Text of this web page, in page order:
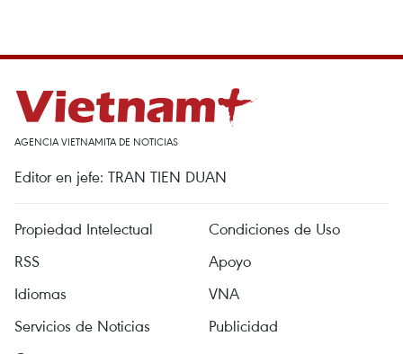
AGENCIA VIETNAMITA DE NOTICIAS
Editor en jefe: TRAN TIEN DUAN
Propiedad Intelectual
Condiciones de Uso
RSS
Apoyo
Idiomas
VNA
Servicios de Noticias
Publicidad